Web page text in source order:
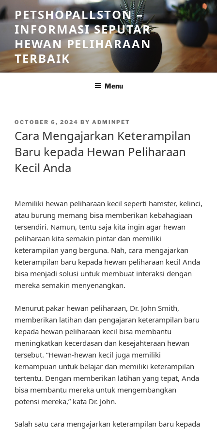
Skip
to
content
PETSHOPALLSTON –
INFORMASI SEPUTAR
HEWAN PELIHARAAN
TERBAIK
Menu
POSTED
OCTOBER 6, 2024 BY ADMINPET
Cara Mengajarkan Keterampilan
Baru kepada Hewan Peliharaan
Kecil Anda
Memiliki hewan peliharaan kecil seperti hamster, kelinci,
atau burung memang bisa memberikan kebahagiaan
tersendiri. Namun, tentu saja kita ingin agar hewan
peliharaan kita semakin pintar dan memiliki
keterampilan yang berguna. Nah, cara mengajarkan
keterampilan baru kepada hewan peliharaan kecil Anda
bisa menjadi solusi untuk membuat interaksi dengan
mereka semakin menyenangkan.
Menurut pakar hewan peliharaan, Dr. John Smith,
memberikan latihan dan pengajaran keterampilan baru
kepada hewan peliharaan kecil bisa membantu
meningkatkan kecerdasan dan kesejahteraan hewan
tersebut. “Hewan-hewan kecil juga memiliki
kemampuan untuk belajar dan memiliki keterampilan
tertentu. Dengan memberikan latihan yang tepat, Anda
bisa membantu mereka untuk mengembangkan
potensi mereka,” kata Dr. John.
Salah satu cara mengajarkan keterampilan baru kepada